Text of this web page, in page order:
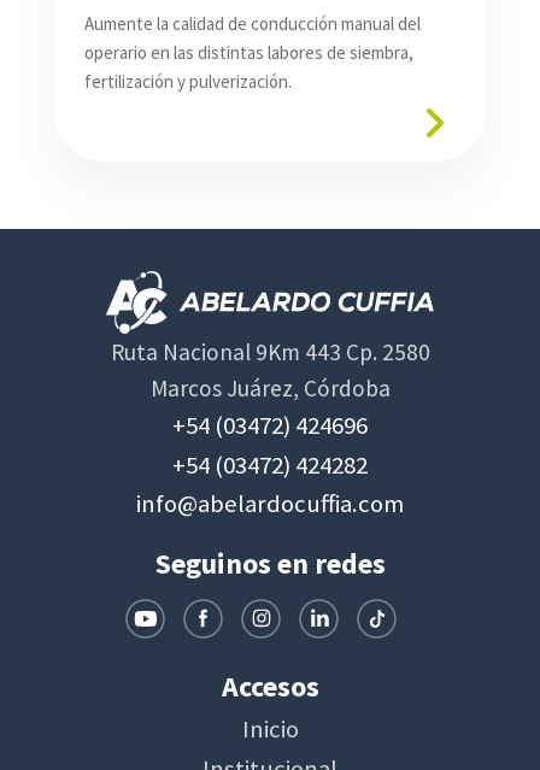
Aumente la calidad de conducción manual del
operario en las distintas labores de siembra,
fertilización y pulverización.
Ruta Nacional 9Km 443 Cp. 2580
Marcos Juárez, Córdoba
+54 (03472) 424696
+54 (03472) 424282
info@abelardocuffia.com
Seguinos en redes
Accesos
Inicio